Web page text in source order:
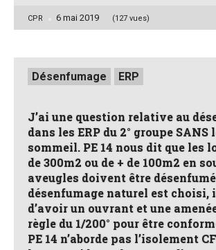
Posted
CPR 6 mai 2019 (127 vues)
Posted
inDésenfumage ERP
J’ai une question relative au
dans les ERP du 2° groupe SANS
sommeil. PE 14 nous dit que les
de 300m2 ou de + de 100m2 en
aveugles doivent être
désenfumage naturel est
d’avoir un ouvrant et une
règle du 1/200° pour être
PE 14 n’aborde pas l’isolement